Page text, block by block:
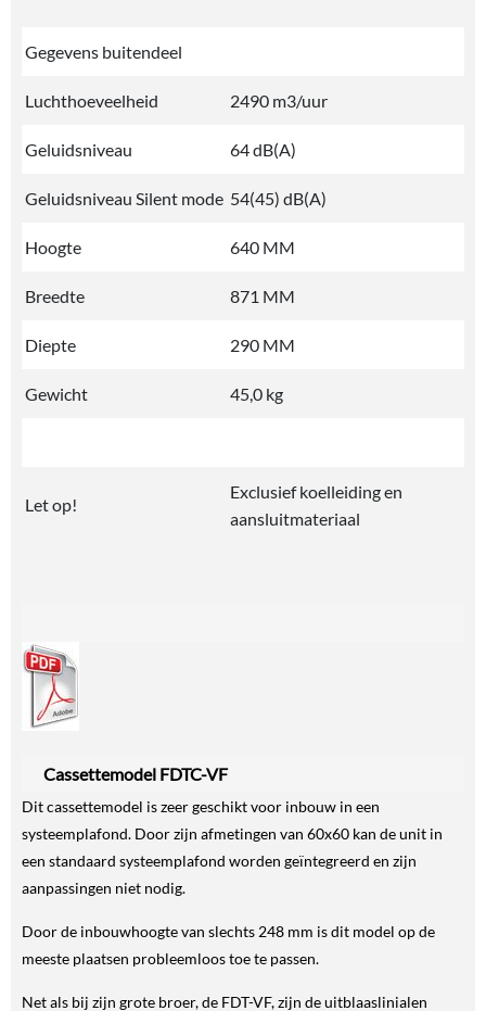
Gegevens buitendeel
Luchthoeveelheid 2490 m3/uur
Geluidsniveau 64 dB(A)
Geluidsniveau Silent mode 54(45) dB(A)
Hoogte 640 MM
Breedte 871 MM
Diepte 290 MM
Gewicht 45,0 kg
Let op!
Exclusief koelleiding en
aansluitmateriaal
Cassettemodel FDTC-VF
Dit cassettemodel is zeer geschikt voor inbouw in een
systeemplafond. Door zijn afmetingen van 60x60 kan de unit in
een standaard systeemplafond worden geïntegreerd en zijn
aanpassingen niet nodig.
Door de inbouwhoogte van slechts 248 mm is dit model op de
meeste plaatsen probleemloos toe te passen.
Net als bij zijn grote broer, de FDT-VF, zijn de uitblaaslinialen